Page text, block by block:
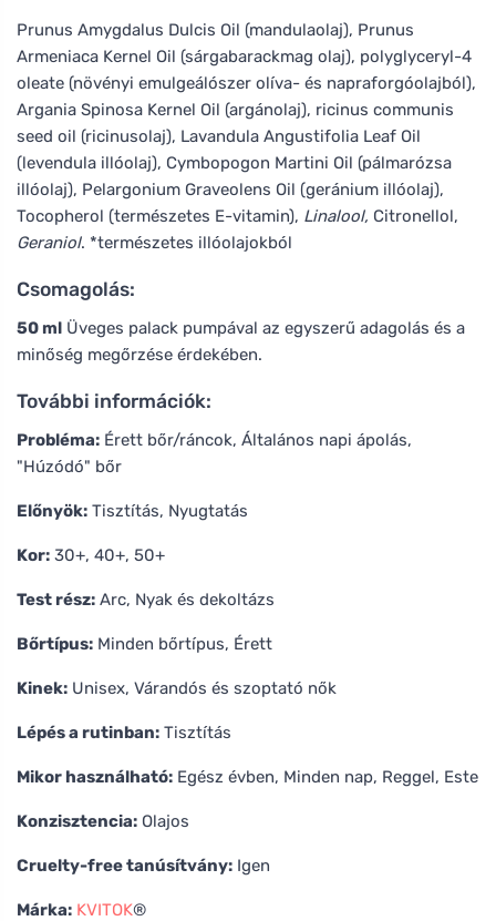
Prunus Amygdalus Dulcis Oil (mandulaolaj), Prunus
Armeniaca Kernel Oil (sárgabarackmag olaj), polyglyceryl-4
oleate (növényi emulgeálószer olíva- és napraforgóolajból),
Argania Spinosa Kernel Oil (argánolaj), ricinus communis
seed oil (ricinusolaj), Lavandula Angustifolia Leaf Oil
(levendula illóolaj), Cymbopogon Martini Oil (pálmarózsa
illóolaj), Pelargonium Graveolens Oil (geránium illóolaj),
Tocopherol (természetes E-vitamin), Linalool, Citronellol,
Geraniol. *természetes illóolajokból
Csomagolás:
50 ml Üveges palack pumpával az egyszerű adagolás és a
minőség megőrzése érdekében.
További információk:
Probléma: Érett bőr/ráncok, Általános napi ápolás,
"Húzódó" bőr
Előnyök: Tisztítás, Nyugtatás
Kor: 30+, 40+, 50+
Test rész: Arc, Nyak és dekoltázs
Bőrtípus: Minden bőrtípus, Érett
Kinek: Unisex, Várandós és szoptató nők
Lépés a rutinban: Tisztítás
Mikor használható: Egész évben, Minden nap, Reggel, Este
Konzisztencia: Olajos
Cruelty-free tanúsítvány: Igen
Márka: KVITOK®